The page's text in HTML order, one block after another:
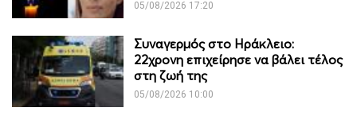
05/08/2026 17:20
Συναγερμός στο Ηράκλειο:
22χρονη επιχείρησε να βάλει τέλος
στη ζωή της
05/08/2026 10:00